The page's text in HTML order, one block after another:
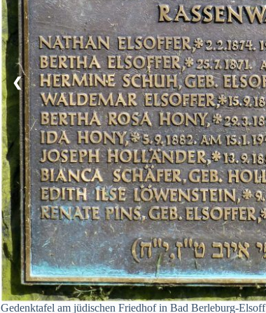
Gedenktafel am jüdischen Friedhof in Bad Berleburg-Elsoff
❮